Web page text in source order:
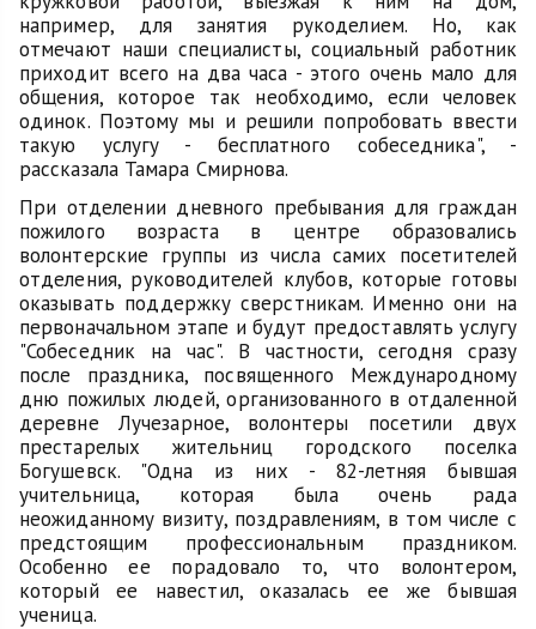
например, для занятия рукоделием. Но, как
отмечают наши специалисты, социальный работник
приходит всего на два часа - этого очень мало для
общения, которое так необходимо, если человек
одинок. Поэтому мы и решили попробовать ввести
такую услугу - бесплатного собеседника", -
рассказала Тамара Смирнова.
При отделении дневного пребывания для граждан
пожилого возраста в центре образовались
волонтерские группы из числа самих посетителей
отделения, руководителей клубов, которые готовы
оказывать поддержку сверстникам. Именно они на
первоначальном этапе и будут предоставлять услугу
"Собеседник на час". В частности, сегодня сразу
после праздника, посвященного Международному
дню пожилых людей, организованного в отдаленной
деревне Лучезарное, волонтеры посетили двух
престарелых жительниц городского поселка
Богушевск. "Одна из них - 82-летняя бывшая
учительница, которая была очень рада
неожиданному визиту, поздравлениям, в том числе с
предстоящим профессиональным праздником.
Особенно ее порадовало то, что волонтером,
который ее навестил, оказалась ее же бывшая
ученица.